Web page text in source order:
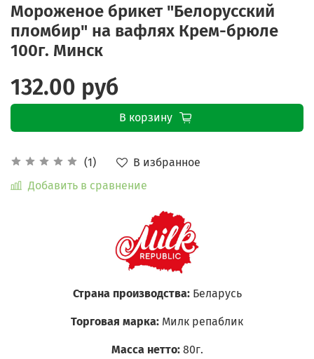
Мороженое брикет "Белорусский
пломбир" на вафлях Крем-брюле
100г. Минск
(1)
В избранное
Добавить в сравнение
132.00 руб
В корзину
Страна производства: Беларусь
Торговая марка: Милк репаблик
Масса нетто: 80г.